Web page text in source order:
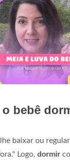
o bebê
baixar ou
Logo, dormir